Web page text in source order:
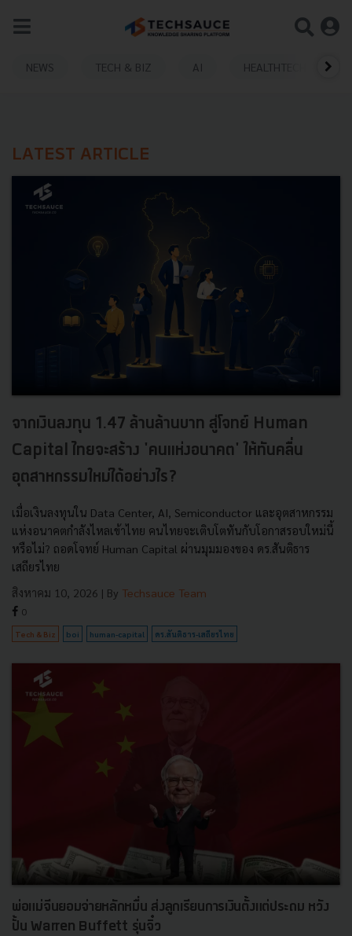
NEWS TECH & BIZ AI HEALTHTECH
LATEST ARTICLE
จากเงินลงทุน 1.47 ล้านล้านบาท สู่โจทย์ Human
Capital ไทยจะสร้าง 'คนแห่งอนาคต' ให้ทันคลื่น
อุตสาหกรรมใหม่ได้อย่างไร?
เมื่อเงินลงทุนใน Data Center, AI, Semiconductor และอุตสาหกรรม
แห่งอนาคตกำลังไหลเข้าไทย คนไทยจะเติบโตทันกับโอกาสรอบใหม่นี้
หรือไม่? ถอดโจทย์ Human Capital ผ่านมุมมองของ ดร.สันติธาร
เสถียรไทย
สิงหาคม 10, 2026 | By Techsauce Team
0
Tech & Biz boi human-capital ดร.สันติธาร-เสถียรไทย
พ่อแม่จีนยอมจ่ายหลักหมื่น ส่งลูกเรียนการเงินตั้งแต่ประถม หวัง
ปั้น Warren Buffett รุ่นจิ๋ว